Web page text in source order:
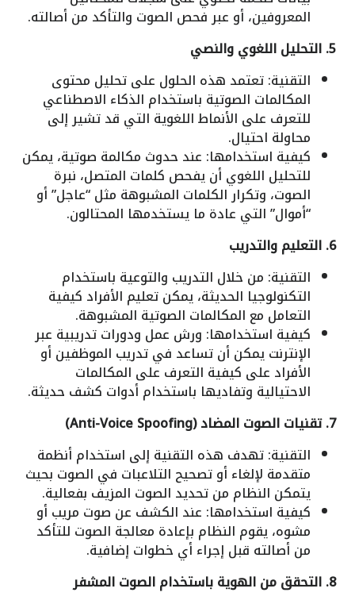
المعروفين، أو عبر فحص الصوت والتأكد من أصالته.
5. التحليل اللغوي والنصي
التقنية: تعتمد هذه الحلول على تحليل محتوى
المكالمات الصوتية باستخدام الذكاء الاصطناعي
للتعرف على الأنماط اللغوية التي قد تشير إلى
محاولة احتيال.
كيفية استخدامها: عند حدوث مكالمة صوتية، يمكن
للتحليل اللغوي أن يفحص كلمات المتصل، نبرة
الصوت، وتكرار الكلمات المشبوهة مثل “عاجل” أو
“أموال” التي عادة ما يستخدمها المحتالون.
6. التعليم والتدريب
التقنية: من خلال التدريب والتوعية باستخدام
التكنولوجيا الحديثة، يمكن تعليم الأفراد كيفية
التعامل مع المكالمات الصوتية المشبوهة.
كيفية استخدامها: ورش عمل ودورات تدريبية عبر
الإنترنت يمكن أن تساعد في تدريب الموظفين أو
الأفراد على كيفية التعرف على المكالمات
الاحتيالية وتفاديها باستخدام أدوات كشف حديثة.
7. تقنيات الصوت المضاد (Anti-Voice Spoofing)
التقنية: تهدف هذه التقنية إلى استخدام أنظمة
متقدمة لإلغاء أو تصحيح التلاعبات في الصوت بحيث
يتمكن النظام من تحديد الصوت المزيف بفعالية.
كيفية استخدامها: عند الكشف عن صوت مريب أو
مشوه، يقوم النظام بإعادة معالجة الصوت للتأكد
من أصالته قبل إجراء أي خطوات إضافية.
8. التحقق من الهوية باستخدام الصوت المشفر